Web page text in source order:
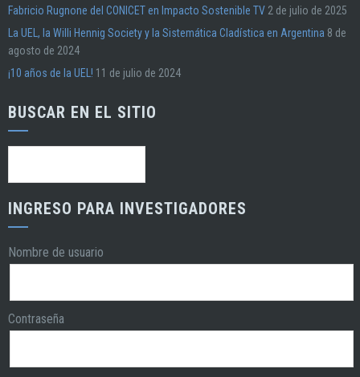
Fabricio Rugnone del CONICET en Impacto Sostenible TV 2 de julio de 2025
La UEL, la Willi Hennig Society y la Sistemática Cladística en Argentina 8 de
agosto de 2024
¡10 años de la UEL! 11 de julio de 2024
BUSCAR EN EL SITIO
INGRESO PARA INVESTIGADORES
Nombre de usuario
Contraseña